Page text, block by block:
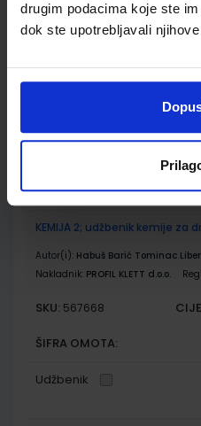
drugim podacima koje ste
dok ste upotrebljavali
FIZIKA 2; zbirka zadataka iz
Nakladnik:ALFA d.d. Registarski
ŠIFRA OMOTA:
KEMIJA 2; udžbenik kemije za
Autor(i): Habuš Barić Tominac
Nakladnik: PROFIL KLETT d.o.o.
SKU: 567668
ŠIFRA OMOTA:
Udžbenik